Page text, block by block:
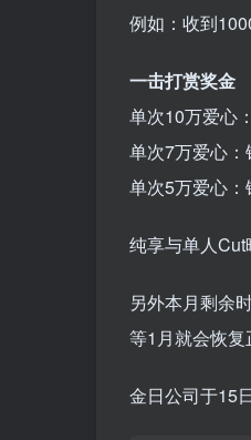
例如：收到
一击打赏奖金
单次10万爱心
单次7万爱心
单次5万爱心
纯享与单人
另外本月剩余
等1月就会恢
金日公司于15